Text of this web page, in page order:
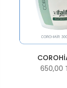
650,00